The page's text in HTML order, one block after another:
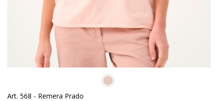
Art. 568 - Remera Prado